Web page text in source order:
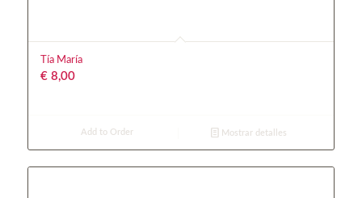
Tía María
€8,00
Add to Order Mostrar detalles